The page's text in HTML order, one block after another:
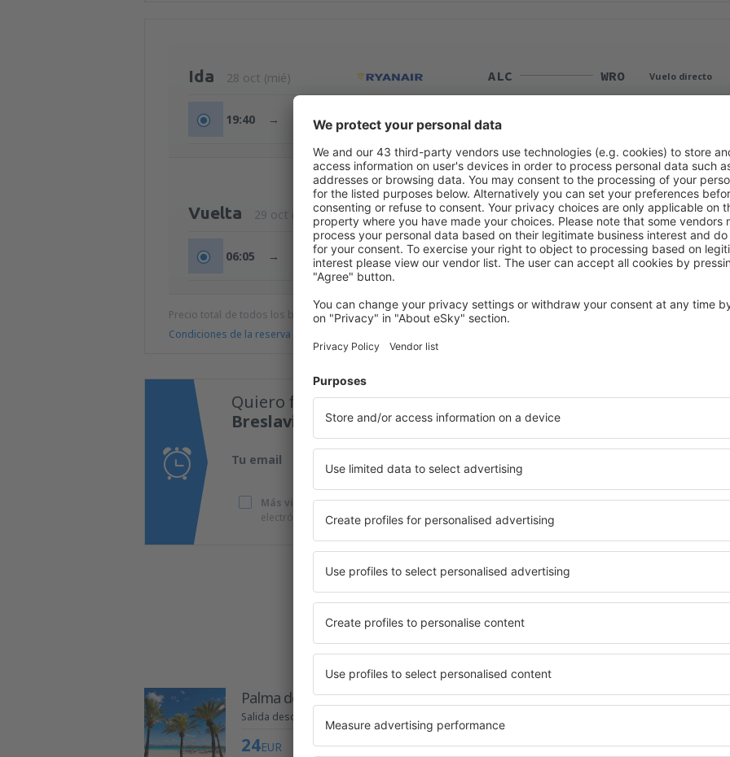
Ida 28 oct (mié) ALC WRO Vuelo directo
19:40 → 22:50 Duración total del viaje: 3h 10min
Vuelta 29 oct (jue) WRO ALC Vuelo directo
06:05 → 09:20 Duración total del viaje: 3h 15min detalles
Precio total de todos los billetes (tasa de servicio no incluida30EURpor pasajero)
Condiciones de la reserva
Quiero fijar una alerta de precio para los vuelos desde
Breslavia-Copérnico!
Tu email
Más viajes a precios fantásticos en nuestra newsletter.Acepto recibir información comercial
electrónico que he proporcionado.
Encontramos más ofertas especiales
Palma de Mallorca
Salida desde Alicante
24EUR
Fez
34EUR